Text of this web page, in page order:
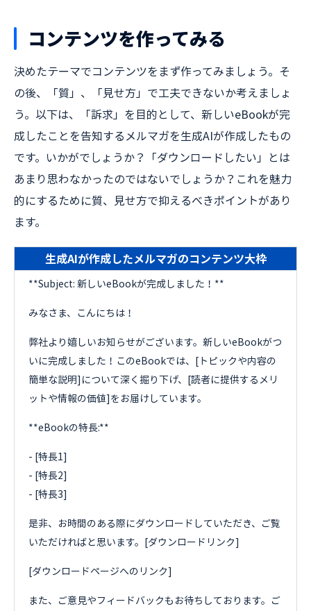
コンテンツを作ってみる
決めたテーマでコンテンツをまず作ってみましょう。そ
の後、「質」、「見せ方」で工夫できないか考えましょ
う。以下は、「訴求」を目的として、新しいeBookが完
成したことを告知するメルマガを生成AIが作成したもの
です。いかがでしょうか？「ダウンロードしたい」とは
あまり思わなかったのではないでしょうか？これを魅力
的にするために質、見せ方で抑えるべきポイントがあり
ます。
生成AIが作成したメルマガのコンテンツ大枠
**Subject: 新しいeBookが完成しました！**
みなさま、こんにちは！
弊社より嬉しいお知らせがございます。新しいeBookがつ
いに完成しました！このeBookでは、[トピックや内容の
簡単な説明]について深く掘り下げ、[読者に提供するメリ
ットや情報の価値]をお届けしています。
**eBookの特長:**
- [特長1]
- [特長2]
- [特長3]
是非、お時間のある際にダウンロードしていただき、ご覧
いただければと思います。[ダウンロードリンク]
[ダウンロードページへのリンク]
また、ご意見やフィードバックもお待ちしております。ご